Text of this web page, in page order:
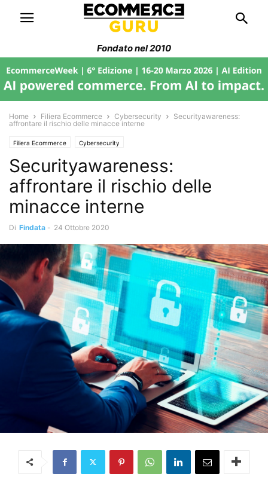
Fondato nel 2010
Home Filiera Ecommerce Cybersecurity
Securityawareness:
affrontare il rischio delle minacce interne
Filiera Ecommerce Cybersecurity
Securityawareness:
affrontare il rischio delle
minacce interne
Di Findata - 24 Ottobre 2020